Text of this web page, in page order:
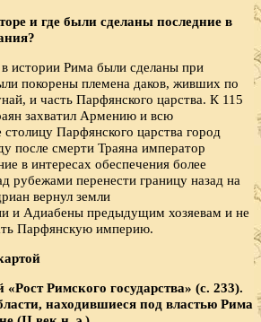
и где были сделаны последние в
истории Рима были сделаны при
покорены племена даков, живших по
и часть Парфянского царства. К 115
захватил Армению и всю
Парфянского царства город
после смерти Траяна император
в интересах обеспечения более
рубежами перенести границу назад на
вернул земли
и Адиабены предыдущим хозяевам и не
Парфянскую империю.
Римского государства» (с. 233).
находившиеся под властью Рима